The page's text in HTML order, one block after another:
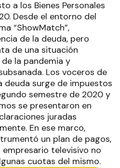
a los Bienes Personales
Desde el entorno del
“ShowMatch”,
de la deuda, pero
de una situación
de la pandemia y
Los voceros de
deuda surge de impuestos
semestre de 2020 y
se presentaron en
juradas
En ese marco,
un plan de pagos,
televisivo no
cuotas del mismo.